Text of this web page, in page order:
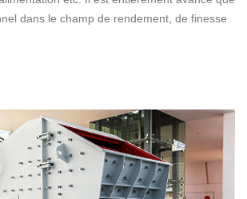
dans le champ de rendement, de finesse